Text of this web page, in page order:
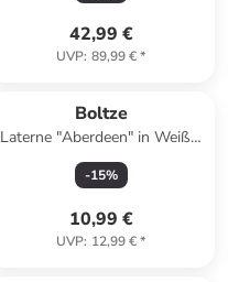
42,99 €
UVP: 89,99 €*
Boltze
Laterne "Aberdeen" in Weiß -
(B)12,3 x (H)21,5 cm
-15%
10,99 €
UVP: 12,99 €*